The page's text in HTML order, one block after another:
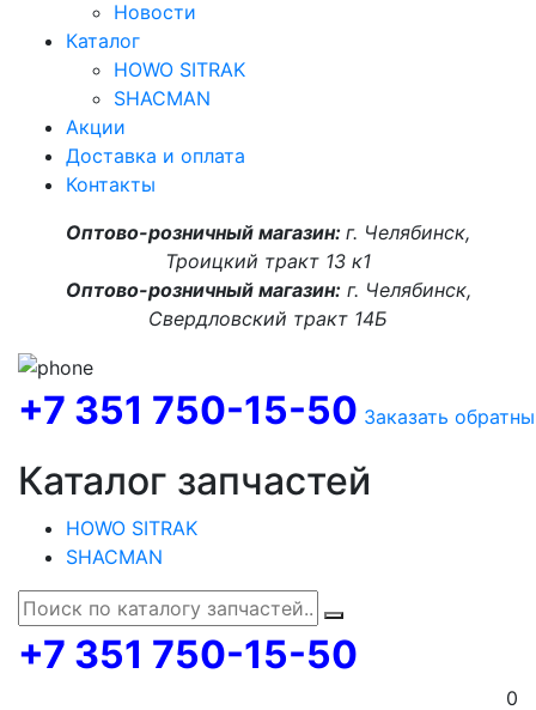
Новости
Каталог
HOWO SITRAK
SHACMAN
Акции
Доставка и оплата
Контакты
Оптово-розничный магазин: г. Челябинск,
Троицкий тракт 13 к1
Оптово-розничный магазин:г. Челябинск,
Свердловский тракт 14Б
+7 351 750-15-50 Заказать
Каталог запчастей
HOWO SITRAK
SHACMAN
+7 351 750-15-50
0